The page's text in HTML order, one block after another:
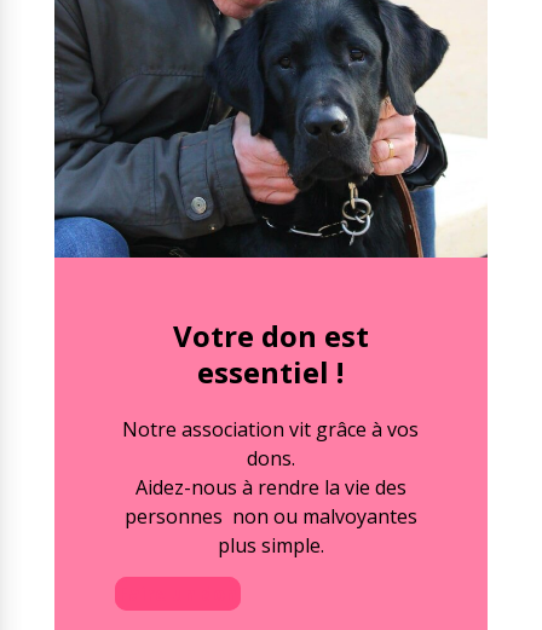
Votre don est
essentiel !
Notre association vit grâce à vos
dons.
Aidez-nous à rendre la vie des
personnes non ou malvoyantes
plus simple.